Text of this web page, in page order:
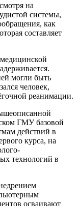
на
системы,
как
составляет
могли быть
человек,
реанимации.
ГМУ базовой
действий в
курса, на
технологий в
осваивают